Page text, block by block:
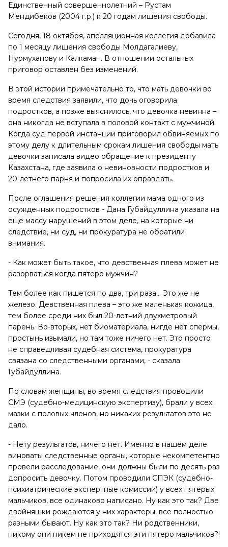
Единственный совершеннолетний – Рустам
Мендибеков (2004 г.р.) к 20 годам лишения свободы.
Сегодня, 18 октября, апелляционная коллегия добавила
по 1 месяцу лишения свободы Молдагалиеву,
Нурмуханову и Калкаман. В отношении остальных
приговор оставлен без изменений.
В этой истории примечательно то, что мать девочки во
время следствия заявили, что дочь оговорила
подростков, а позже выяснилось, что девочка невинна –
она никогда не вступала в половой контакт с мужчиной.
Когда суд первой инстанции приговорил обвиняемых по
этому делу к длительным срокам лишения свободы мать
девочки записала видео обращение к президенту
Казахстана, где заявила о невиновности подростков и
20-летнего парня и попросила их оправдать.
После оглашения решения коллегии мама одного из
осужденных подростков - Дана Губайдуллина указала на
еще массу нарушений в этом деле, на которые ни
следствие, ни суд, ни прокуратура не обратили
внимания.
- Как может быть такое, что девственная плева может не
разорваться когда пятеро мужчин?
Тем более как пишется по два, три раза… Это же не
железо. Девственная плева – это же маленькая кожица,
тем более среди них был 20-летний двухметровый
парень. Во-вторых, нет биоматериала, нигде нет спермы,
простынь изымали, но там тоже ничего нет. Это просто
не справедливая судебная система, прокуратура
связана со следственными органами, - сказала
Губайдуллина.
По словам женщины, во время следствия проводили
СМЭ (судебно-медицинскую экспертизу), брали у всех
мазки с половых членов, но никаких результатов это не
дало.
- Нету результатов, ничего нет. Именно в нашем деле
виноваты следственные органы, которые некомпетентно
провели расследование, они должны были по десять раз
допросить девочку. Потом проводили СПЭК (судебно-
психиатрические экспертные комиссии) у всех пятерых
мальчиков, все одинаково написано. Ну как это так? Две
двойняшки рождаются у них характеры, все полностью
разными бывают. Ну как это так? Ни родственники,
никому они никем не приходятся эти пятеро мальчиков?!